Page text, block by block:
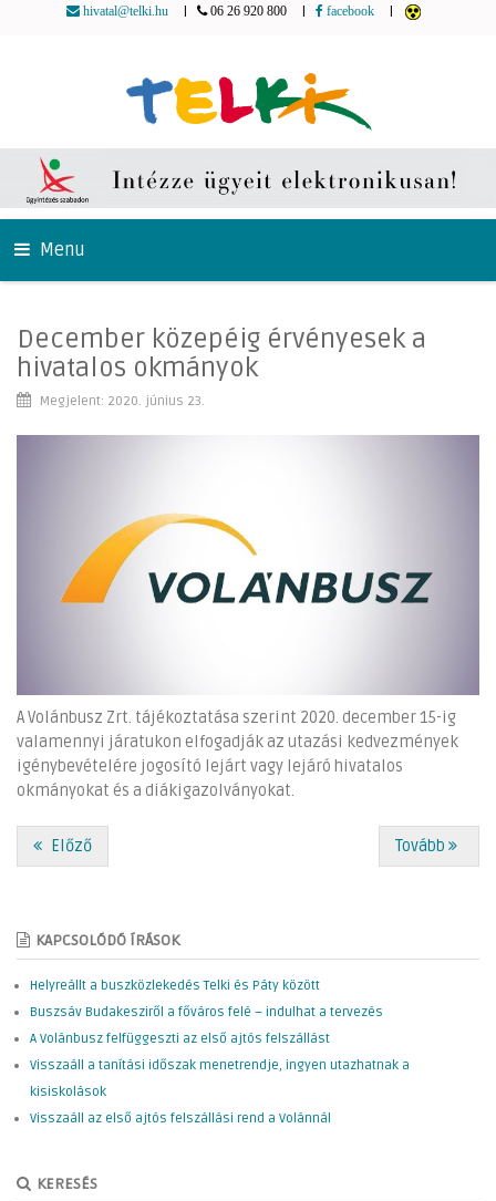
hivatal@telki.hu 06 26 920 800 facebook
Menu
December közepéig érvényesek a
hivatalos okmányok
Megjelent: 2020. június 23.
A Volánbusz Zrt. tájékoztatása szerint 2020. december 15-ig
valamennyi járatukon elfogadják az utazási kedvezmények
igénybevételére jogosító lejárt vagy lejáró hivatalos
okmányokat és a diákigazolványokat.
Előző Tovább
KAPCSOLÓDÓ ÍRÁSOK
Helyreállt a buszközlekedés Telki és Páty között
Buszsáv Budakesziről a főváros felé – indulhat a tervezés
A Volánbusz felfüggeszti az első ajtós felszállást
Visszaáll a tanítási időszak menetrendje, ingyen utazhatnak a
kisiskolások
Visszaáll az első ajtós felszállási rend a Volánnál
KERESÉS